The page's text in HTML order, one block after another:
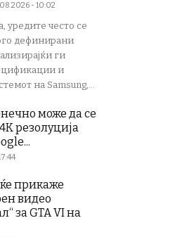
- 10:02
уредите често се
дефинирани
ги
и
на Samsung,...
може да се
резолуција
прикаже
видео
за GTA VI на